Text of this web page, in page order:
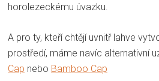
horolezeckému úvazku.
A pro ty, kteří chtějí uvnitř lahve
prostředí, máme navíc alternativní
Cap nebo Bamboo Cap